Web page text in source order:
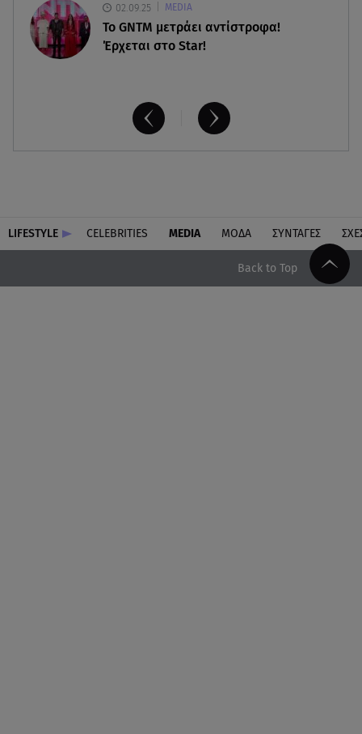
02.09.25 MEDIA
Το GNTM μετράει αντίστροφα!
Έρχεται στο Star!
LIFESTYLE CELEBRITIES MEDIA ΜΟΔΑ ΣΥΝΤΑΓΕΣ
Back to Top